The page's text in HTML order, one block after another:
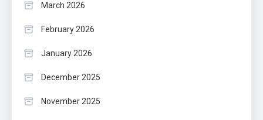
March 2026
February 2026
January 2026
December 2025
November 2025